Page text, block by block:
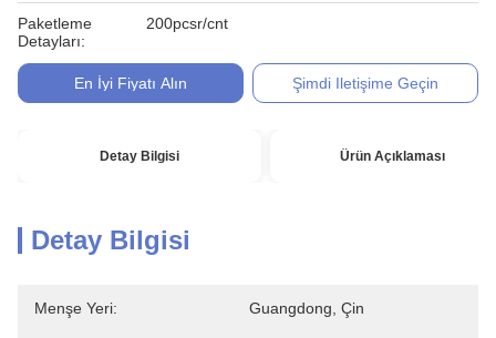
Paketleme
Detayları:
200pcsr/cnt
En İyi Fiyatı Alın Şimdi Iletişime Geçin
Detay Bilgisi Ürün Açıklaması
Detay Bilgisi
Menşe Yeri: Guangdong, Çin